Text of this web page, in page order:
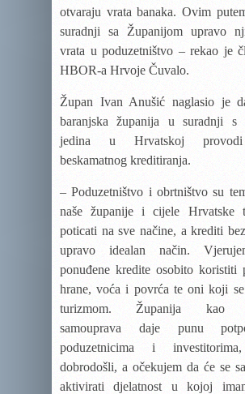
otvaraju vrata banaka. Ovim
suradnji sa Županijom upravo
vrata u poduzetništvo – rekao je
HBOR-a Hrvoje Čuvalo.
Župan Ivan Anušić naglasio je
baranjska županija u suradnji s
jedina u Hrvatskoj
beskamatnog kreditiranja.
– Poduzetništvo i obrtništvo su
naše županije i cijele Hrvatske
poticati na sve načine, a krediti
upravo idealan način.
ponuđene kredite osobito koristiti
hrane, voća i povrća te oni koji
turizmom. Županija kao
samouprava daje punu
poduzetnicima i
dobrodošli, a očekujem da će se
aktivirati djelatnost u kojoj